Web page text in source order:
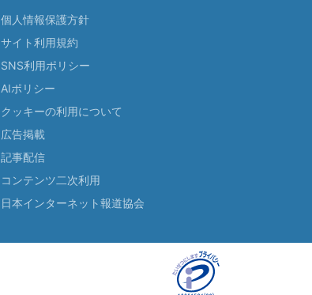
個人情報保護方針
サイト利用規約
SNS利用ポリシー
AIポリシー
クッキーの利用について
広告掲載
記事配信
コンテンツ二次利用
日本インターネット報道協会